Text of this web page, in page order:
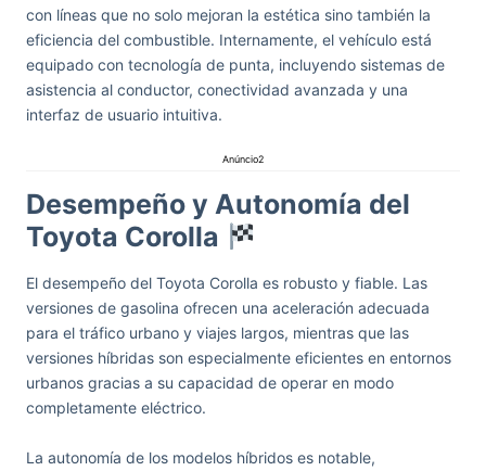
con líneas que no solo mejoran la estética sino también la
eficiencia del combustible. Internamente, el vehículo está
equipado con tecnología de punta, incluyendo sistemas de
asistencia al conductor, conectividad avanzada y una
interfaz de usuario intuitiva.
Anúncio2
Desempeño y Autonomía del
Toyota Corolla
El desempeño del Toyota Corolla es robusto y fiable. Las
versiones de gasolina ofrecen una aceleración adecuada
para el tráfico urbano y viajes largos, mientras que las
versiones híbridas son especialmente eficientes en entornos
urbanos gracias a su capacidad de operar en modo
completamente eléctrico.
La autonomía de los modelos híbridos es notable,